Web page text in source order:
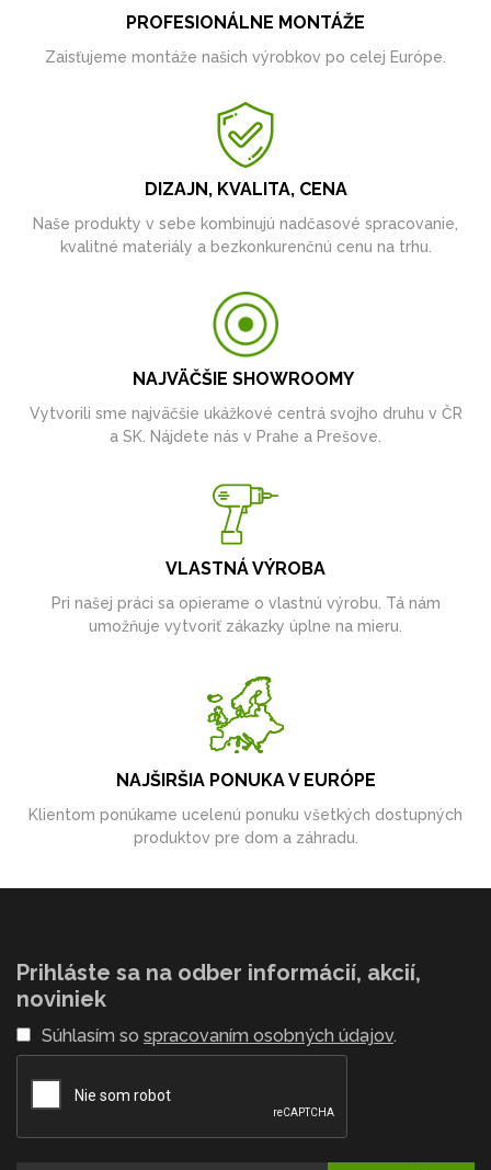
PROFESIONÁLNE MONTÁŽE
Zaisťujeme montáže našich výrobkov po celej Európe.
DIZAJN, KVALITA, CENA
Naše produkty v sebe kombinujú nadčasové spracovanie,
kvalitné materiály a bezkonkurenčnú cenu na trhu.
NAJVÄČŠIE SHOWROOMY
Vytvorili sme najväčšie ukážkové centrá svojho druhu v ČR
a SK. Nájdete nás v Prahe a Prešove.
VLASTNÁ VÝROBA
Pri našej práci sa opierame o vlastnú výrobu. Tá nám
umožňuje vytvoriť zákazky úplne na mieru.
NAJŠIRŠIA PONUKA V EURÓPE
Klientom ponúkame ucelenú ponuku všetkých dostupných
produktov pre dom a záhradu.
Prihláste sa na odber informácií, akcií,
noviniek
Súhlasím so spracovaním osobných údajov.